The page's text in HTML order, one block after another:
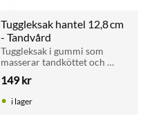
Tuggleksak hantel 12,8 cm
- Tandvård
Tuggleksak i gummi som
masserar tandköttet och
hundar. Mått: 12,8 cm.
149kr
i lager